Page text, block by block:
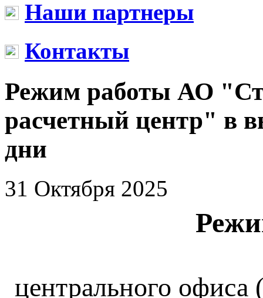
Наши партнеры
Контакты
Режим работы АО
расчетный центр" в
дни
31 Октября 2025
центрального офиса